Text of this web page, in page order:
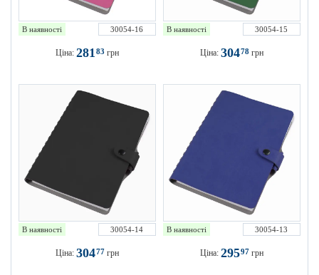
В наявності 30054-16
Ціна: 28183 грн
В наявності 30054-15
Ціна: 30478 грн
В наявності 30054-14
Ціна: 30477 грн
В наявності 30054-13
Ціна: 29597 грн